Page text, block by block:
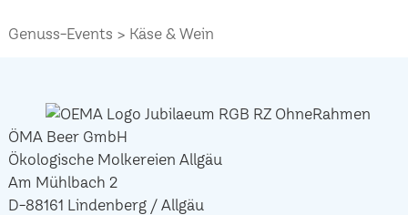
Genuss-Events Käse & Wein
ÖMA Beer GmbH
Ökologische Molkereien Allgäu
Am Mühlbach 2
D-88161 Lindenberg / Allgäu